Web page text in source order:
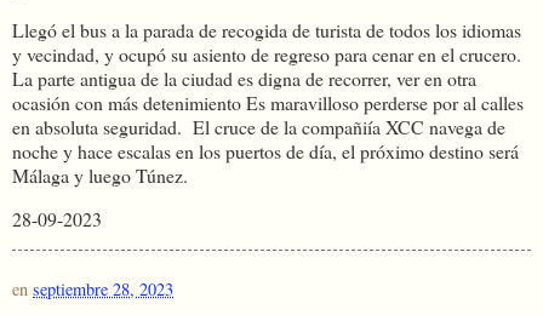
Llegó el bus a la parada de recogida de turista de todos los idiomas
y vecindad, y ocupó su asiento de regreso para cenar en el crucero.
La parte antigua de la ciudad es digna de recorrer, ver en otra
ocasión con más detenimiento Es maravilloso perderse por al calles
en absoluta seguridad. El cruce de la compañiía XCC navega de
noche y hace escalas en los puertos de día, el próximo destino será
Málaga y luego Túnez.
28-09-2023
en septiembre 28, 2023